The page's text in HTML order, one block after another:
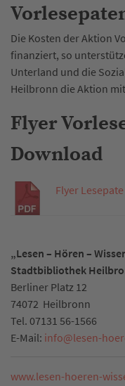
Die Kosten der Aktion
finanziert, so
Unterland und die
Heilbronn die Aktion
Flyer
Download
Flyer
„Lesen – Hören –
Stadtbibliothek
Berliner Platz 12
74072 Heilbronn
Tel. 07131 56-1566
E-Mail: info@lesen-
www.lesen-hoeren-